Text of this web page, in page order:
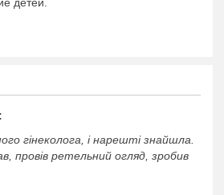
гінеколога, і нарешті знайшла.
провів ретельний огляд, зробив